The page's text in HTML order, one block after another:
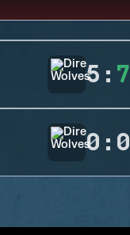
5 : 7
0 : 0